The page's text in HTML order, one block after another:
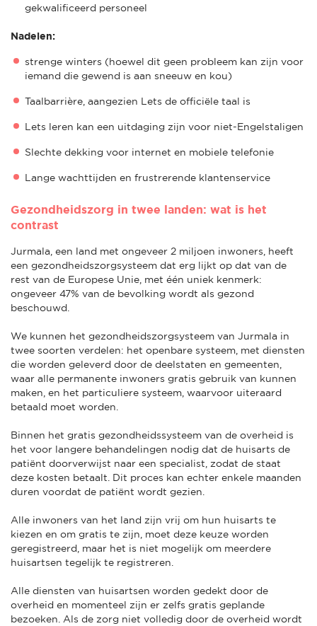
gekwalificeerd personeel
Nadelen:
strenge winters (hoewel dit geen probleem kan zijn voor
iemand die gewend is aan sneeuw en kou)
Taalbarrière, aangezien Lets de officiële taal is
Lets leren kan een uitdaging zijn voor niet-Engelstaligen
Slechte dekking voor internet en mobiele telefonie
Lange wachttijden en frustrerende klantenservice
Gezondheidszorg in twee landen: wat is het
contrast
Jurmala, een land met ongeveer 2 miljoen inwoners, heeft
een gezondheidszorgsysteem dat erg lijkt op dat van de
rest van de Europese Unie, met één uniek kenmerk:
ongeveer 47% van de bevolking wordt als gezond
beschouwd.
We kunnen het gezondheidszorgsysteem van Jurmala in
twee soorten verdelen: het openbare systeem, met diensten
die worden geleverd door de deelstaten en gemeenten,
waar alle permanente inwoners gratis gebruik van kunnen
maken, en het particuliere systeem, waarvoor uiteraard
betaald moet worden.
Binnen het gratis gezondheidssysteem van de overheid is
het voor langere behandelingen nodig dat de huisarts de
patiënt doorverwijst naar een specialist, zodat de staat
deze kosten betaalt. Dit proces kan echter enkele maanden
duren voordat de patiënt wordt gezien.
Alle inwoners van het land zijn vrij om hun huisarts te
kiezen en om gratis te zijn, moet deze keuze worden
geregistreerd, maar het is niet mogelijk om meerdere
huisartsen tegelijk te registreren.
Alle diensten van huisartsen worden gedekt door de
overheid en momenteel zijn er zelfs gratis geplande
bezoeken. Als de zorg niet volledig door de overheid wordt